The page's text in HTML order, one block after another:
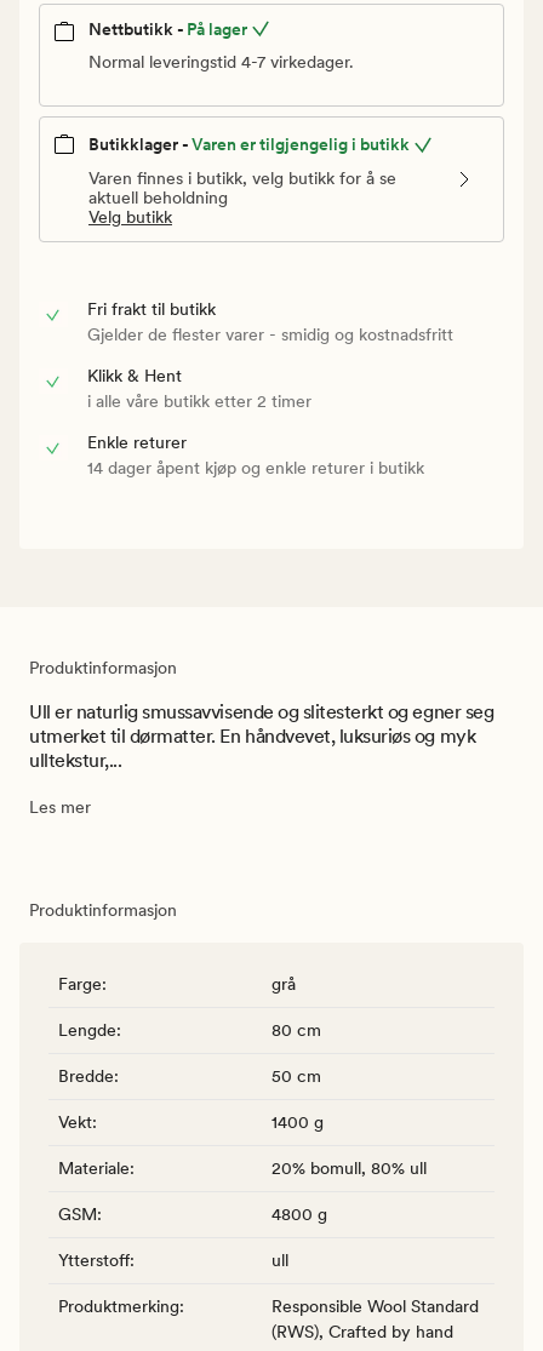
Nettbutikk - På lager
Normal leveringstid 4-7 virkedager.
Butikklager -Varen er tilgjengelig i butikk
Varen finnes i butikk, velg butikk for å se
aktuell beholdning
Velg butikk
Fri frakt til butikk
Gjelder de flester varer - smidig og kostnadsfritt
Klikk & Hent
i alle våre butikk etter 2 timer
Enkle returer
14 dager åpent kjøp og enkle returer i butikk
Produktinformasjon
Ull er naturlig smussavvisende og slitesterkt og egner seg
utmerket til dørmatter. En håndvevet, luksuriøs og myk
ulltekstur,...
Les mer
Produktinformasjon
Farge: grå
Lengde: 80 cm
Bredde: 50 cm
Vekt: 1400 g
Materiale: 20% bomull, 80% ull
GSM: 4800 g
Ytterstoff: ull
Produktmerking:
Responsible Wool Standard
(RWS), Crafted by hand